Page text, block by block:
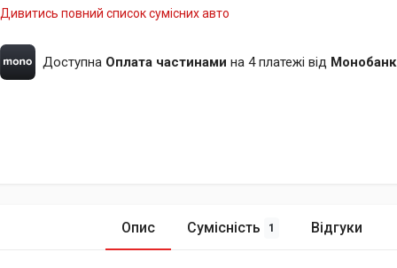
Дивитись повний список сумісних авто
Доступна Оплата частинами на 4 платежі від Монобанк
Опис Сумісність 1 Відгуки